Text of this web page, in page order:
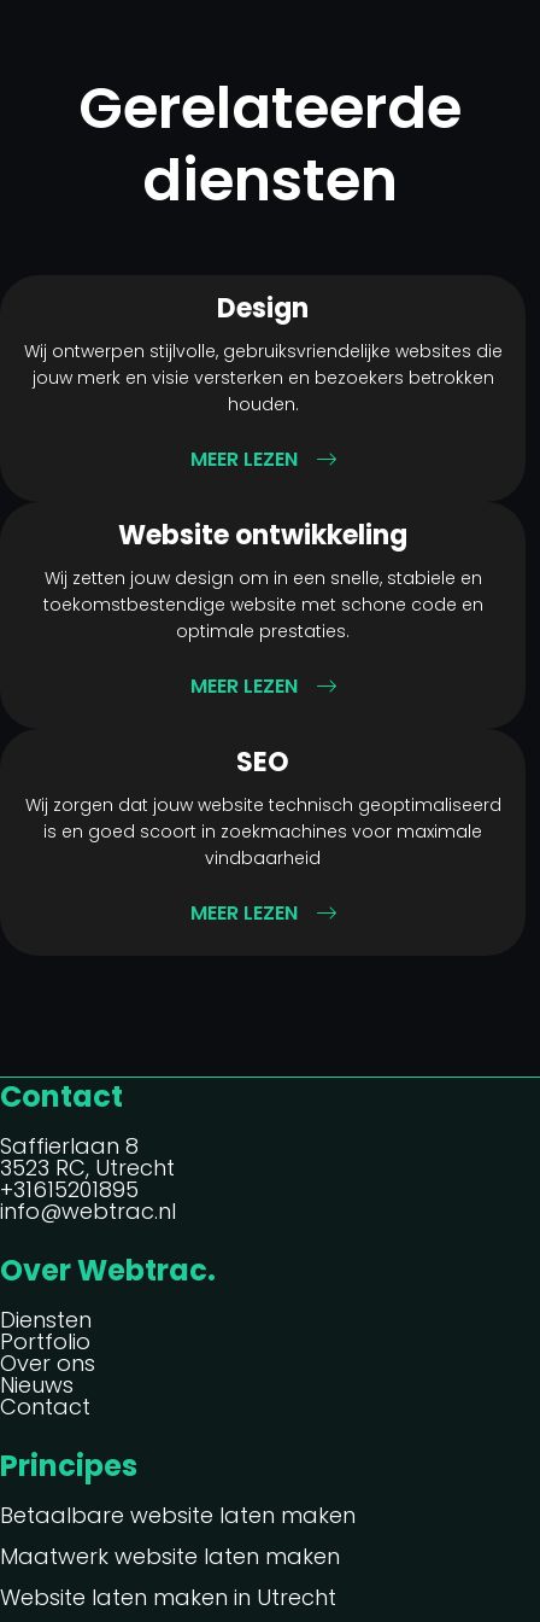
Gerelateerde
diensten
Design
Wij ontwerpen stijlvolle, gebruiksvriendelijke websites die
jouw merk en visie versterken en bezoekers betrokken
houden.
MEER LEZEN
Website ontwikkeling
Wij zetten jouw design om in een snelle, stabiele en
toekomstbestendige website met schone code en
optimale prestaties.
MEER LEZEN
SEO
Wij zorgen dat jouw website technisch geoptimaliseerd
is en goed scoort in zoekmachines voor maximale
vindbaarheid
MEER LEZEN
Contact
Saffierlaan 8
3523 RC, Utrecht
+31615201895
info@webtrac.nl
Over Webtrac.
Diensten
Portfolio
Over ons
Nieuws
Contact
Principes
Betaalbare website laten maken
Maatwerk website laten maken
Website laten maken in Utrecht